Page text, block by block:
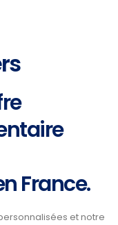
France.
et notre